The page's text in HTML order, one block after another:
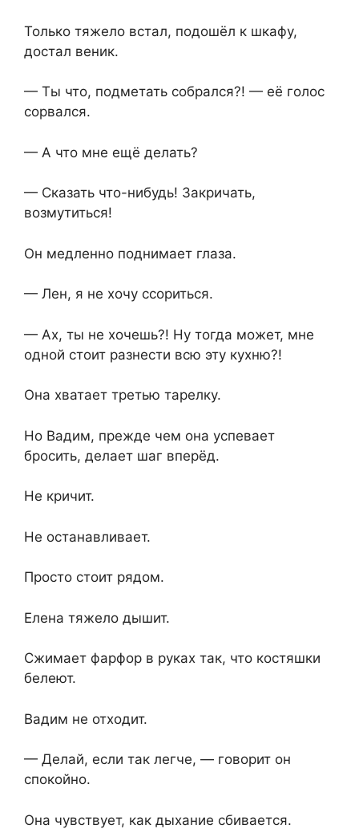
Только тяжело встал, подошёл к шкафу,
достал веник.
— Ты что, подметать собрался?! — её голос
сорвался.
— А что мне ещё делать?
— Сказать что-нибудь! Закричать,
возмутиться!
Он медленно поднимает глаза.
— Лен, я не хочу ссориться.
— Ах, ты не хочешь?! Ну тогда может, мне
одной стоит разнести всю эту кухню?!
Она хватает третью тарелку.
Но Вадим, прежде чем она успевает
бросить, делает шаг вперёд.
Не кричит.
Не останавливает.
Просто стоит рядом.
Елена тяжело дышит.
Сжимает фарфор в руках так, что костяшки
белеют.
Вадим не отходит.
— Делай, если так легче, — говорит он
спокойно.
Она чувствует, как дыхание сбивается.